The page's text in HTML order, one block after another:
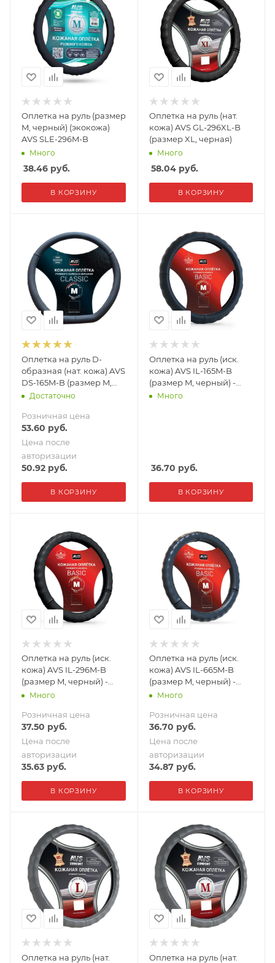
Оплетка на руль (размер
M, черный) (экокожа)
AVS SLE-296M-B
Много
38.46 руб.
В КОРЗИНУ
Оплетка на руль (нат.
кожа) AVS GL-296XL-B
(размер XL, черная)
Много
58.04руб.
В КОРЗИНУ
Оплетка на руль D-
образная (нат. кожа) AVS
DS-165M-B (размер M,
черный)
Достаточно
Розничная цена
53.60 руб.
Цена после
авторизации
50.92 руб.
В КОРЗИНУ
Оплетка на руль (иск.
кожа) AVS IL-165M-B
(размер M, черный) -
Серия "Basic"
Много
36.70 руб.
В КОРЗИНУ
Оплетка на руль (иск.
кожа) AVS IL-296M-B
(размер M, черный) -
Серия "Basic"
Много
Розничная цена
37.50 руб.
Цена после
авторизации
35.63 руб.
В КОРЗИНУ
Оплетка на руль (иск.
кожа) AVS IL-665M-B
(размер M, черный) -
Серия "Basic"
Много
Розничная цена
36.70 руб.
Цена после
авторизации
34.87руб.
В КОРЗИНУ
Оплетка на руль (нат.
Оплетка на руль (нат.